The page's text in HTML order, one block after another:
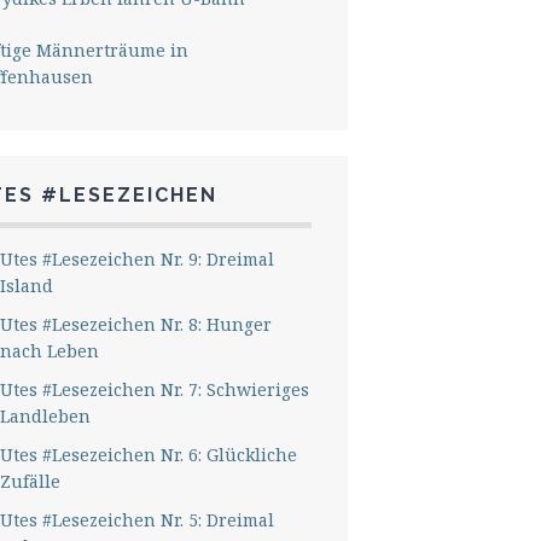
Männerträume in
#LESEZEICHEN
Utes #Lesezeichen Nr. 9: Dreimal
Island
Utes #Lesezeichen Nr. 8: Hunger
nach Leben
Utes #Lesezeichen Nr. 7: Schwieriges
Landleben
Utes #Lesezeichen Nr. 6: Glückliche
Zufälle
Utes #Lesezeichen Nr. 5: Dreimal